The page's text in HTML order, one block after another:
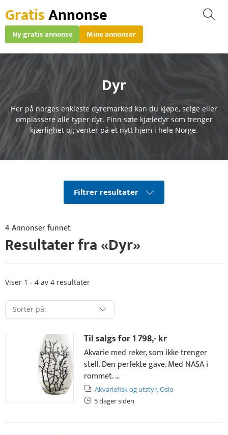
GratisAnnonse
Ny gratis annonse Mine annonser
Dyr
Her på norges enkleste dyremarked kan du kjøpe, selge eller
omplassere alle typer dyr. Finn søte kjæledyr som trenger
kjærlighet og venter på et nytt hjem i hele Norge.
Filtrer resultater
4 Annonser funnet
Resultater fra «Dyr»
Viser 1 - 4 av 4 resultater
Til salgs for1 798,- kr
Akvarie med reker, som ikke trenger
stell. Den perfekte gave. Med NASA i
rommet. ...
Akvariefisk og utstyr,Oslo
5 dager siden